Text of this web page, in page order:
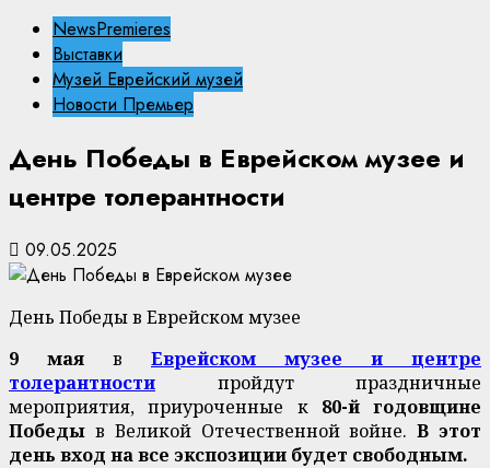
NewsPremieres
Выставки
Музей Еврейский музей
Новости Премьер
День Победы в Еврейском музее и
центре толерантности
09.05.2025
День Победы в Еврейском музее
9 мая в Еврейском музее и центре
толерантности пройдут праздничные
мероприятия, приуроченные к 80-й годовщине
Победы в Великой Отечественной войне.В этот
день вход на все экспозиции будет свободным.